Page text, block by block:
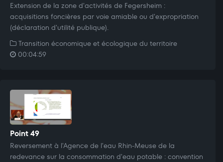
Extension de la zone d'activités de Fegersheim :
acquisitions foncières par voie amiable ou d'expropriation
(déclaration d'utilité publique).
Transition économique et écologique du territoire
00:04:59
Point 49
Reversement à l'Agence de l'eau Rhin-Meuse de la
redevance sur la consommation d'eau potable : convention